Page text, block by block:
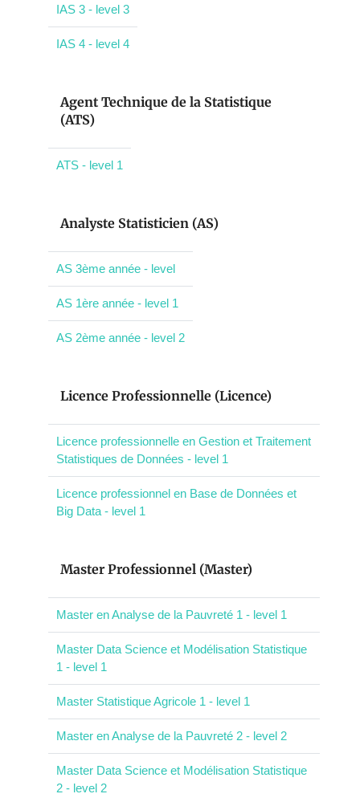
IAS 3 - level 3
IAS 4 - level 4
Agent Technique de la Statistique
(ATS)
ATS - level 1
Analyste Statisticien (AS)
AS 3ème année - level
AS 1ère année - level 1
AS 2ème année - level 2
Licence Professionnelle (Licence)
Licence professionnelle en Gestion et Traitement
Statistiques de Données - level 1
Licence professionnel en Base de Données et
Big Data - level 1
Master Professionnel (Master)
Master en Analyse de la Pauvreté 1 - level 1
Master Data Science et Modélisation Statistique
1 - level 1
Master Statistique Agricole 1 - level 1
Master en Analyse de la Pauvreté 2 - level 2
Master Data Science et Modélisation Statistique
2 - level 2